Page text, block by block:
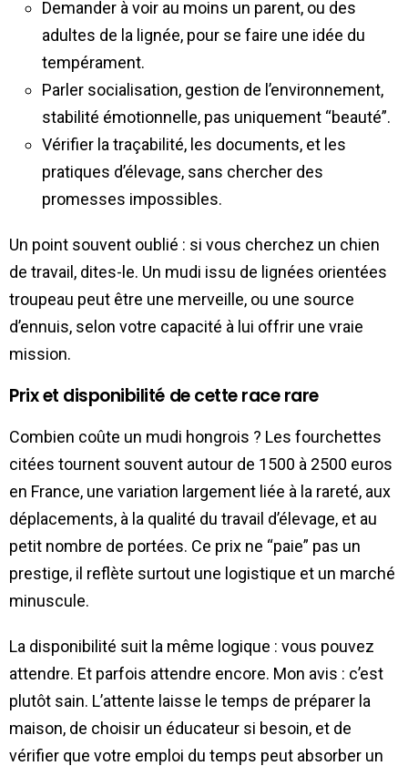
Demander à voir au moins un parent, ou des
adultes de la lignée, pour se faire une idée du
tempérament.
Parler socialisation, gestion de l’environnement,
stabilité émotionnelle, pas uniquement “beauté”.
Vérifier la traçabilité, les documents, et les
pratiques d’élevage, sans chercher des
promesses impossibles.
Un point souvent oublié : si vous cherchez un chien
de travail, dites-le. Un mudi issu de lignées orientées
troupeau peut être une merveille, ou une source
d’ennuis, selon votre capacité à lui offrir une vraie
mission.
Prix et disponibilité de cette race rare
Combien coûte un mudi hongrois ? Les fourchettes
citées tournent souvent autour de 1500 à 2500 euros
en France, une variation largement liée à la rareté, aux
déplacements, à la qualité du travail d’élevage, et au
petit nombre de portées. Ce prix ne “paie” pas un
prestige, il reflète surtout une logistique et un marché
minuscule.
La disponibilité suit la même logique : vous pouvez
attendre. Et parfois attendre encore. Mon avis : c’est
plutôt sain. L’attente laisse le temps de préparer la
maison, de choisir un éducateur si besoin, et de
vérifier que votre emploi du temps peut absorber un